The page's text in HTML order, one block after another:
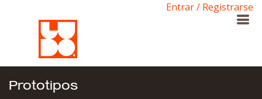
Entrar / Registrarse
Prototipos